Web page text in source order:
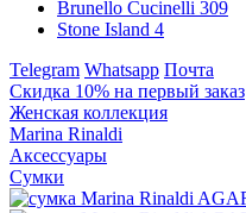
Brunello Cucinelli 309
Stone Island 4
Telegram Whatsapp Почта
Скидка 10% на первый заказ
Женская коллекция
Marina Rinaldi
Аксессуары
Сумки